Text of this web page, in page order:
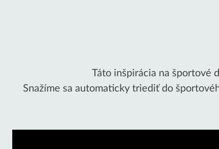
Táto inšpirácia na športové
Snažíme sa automaticky triediť do